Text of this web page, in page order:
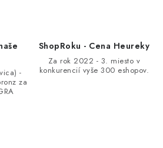
-
za
ShopRoku - Cena Heureky
Za rok 2022 - 3. miesto v
konkurencií vyše 300 eshopov.